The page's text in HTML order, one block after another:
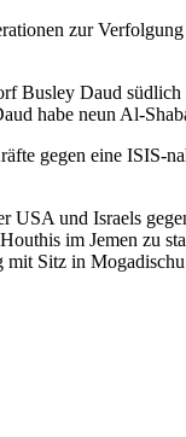
zur
Busley Daud
habe neun Al-
gegen eine ISIS-
USA und Israels
im Jemen zu
Sitz in